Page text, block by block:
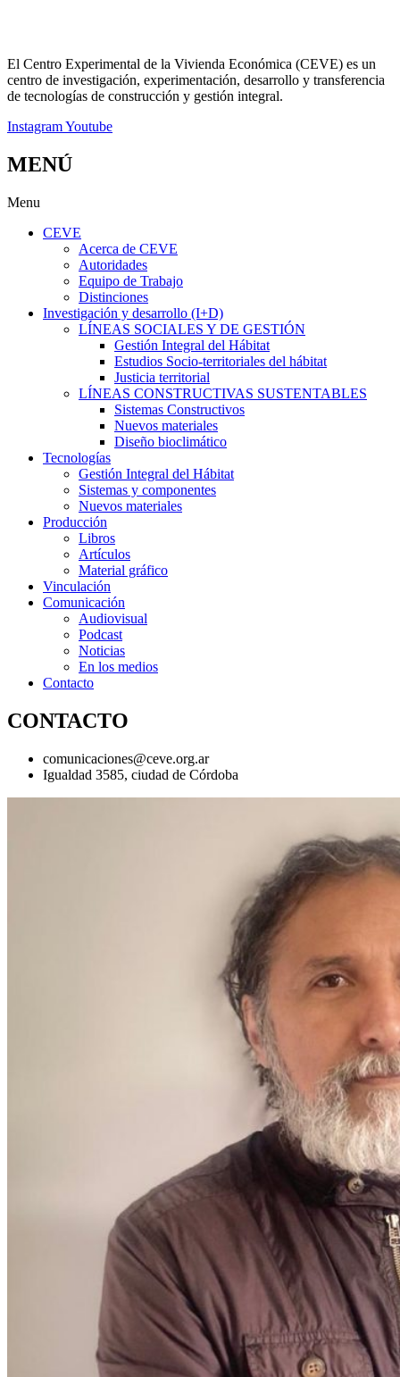
El Centro Experimental de la Vivienda Económica (CEVE) es un
centro de investigación, experimentación, desarrollo y transferencia
de tecnologías de construcción y gestión integral.
InstagramYoutube
MENÚ
Menu
CEVE
Acerca de CEVE
Autoridades
Equipo de Trabajo
Distinciones
Investigación y desarrollo (I+D)
LÍNEAS SOCIALES Y DE GESTIÓN
Gestión Integral del Hábitat
Estudios Socio-territoriales del hábitat
Justicia territorial
LÍNEAS CONSTRUCTIVAS SUSTENTABLES
Sistemas Constructivos
Nuevos materiales
Diseño bioclimático
Tecnologías
Gestión Integral del Hábitat
Sistemas y componentes
Nuevos materiales
Producción
Libros
Artículos
Material gráfico
Vinculación
Comunicación
Audiovisual
Podcast
Noticias
En los medios
Contacto
CONTACTO
comunicaciones@ceve.org.ar
Igualdad 3585, ciudad de Córdoba